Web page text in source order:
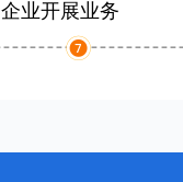
企业开展业务